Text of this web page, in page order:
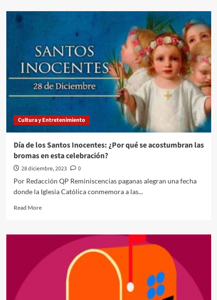
“Polarización”,
2023
para
la
FundéuRAE
Cultura y Entretenimiento
Día de los Santos Inocentes: ¿Por qué se acostumbran las
bromas en esta celebración?
28 diciembre, 2023
0
Por Redacción QP Reminiscencias paganas alegran una fecha
donde la Iglesia Católica conmemora a las...
Read MoreRead
Día
Santos
Inocentes: